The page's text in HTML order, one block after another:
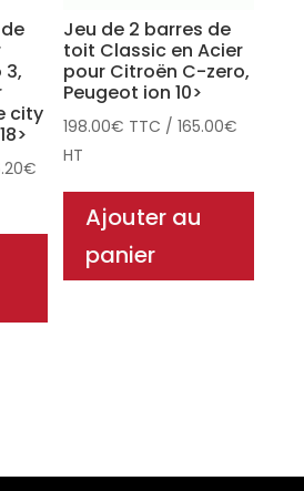
3,
city
€
Jeu de 2 barres de
toit Classic en Acier
pour Citroën C-zero,
Peugeot ion 10>
198.00€ TTC /165.00€
HT
Ajouter au
panier